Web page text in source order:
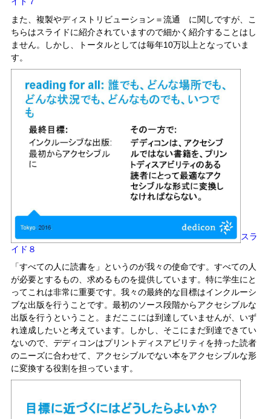
また、複製やディストリビューション＝流通 に関しですが、こ
ちらはスライドに紹介されていますので細かく紹介することはし
ません。しかし、トータルとしては毎年10万以上となっていま
す。
スラ
イド８
「すべての人に読書を」というのが我々の使命です。すべての人
が必要とするもの、求めるものを提供しています。特に学生にと
ってこれは非常に重要です。我々の最終的な目標はインクルーシ
ブな出版を行うことです。最初のソース段階からアクセシブルな
出版を行うということ。まだここには到達していませんが、いず
れ達成したいと考えています。しかし、そこにまだ到達できてい
ないので、デディコンはプリントディスアビリティを持った読者
のニーズに合わせて、アクセシブルでない本をアクセシブルな形
に変換する役割を担っています。